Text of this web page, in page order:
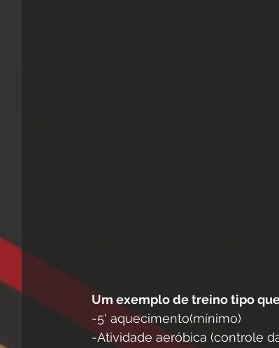
Um exemplo de treino tipo
-5' aquecimento(mínimo)
-Atividade aeróbica (controle